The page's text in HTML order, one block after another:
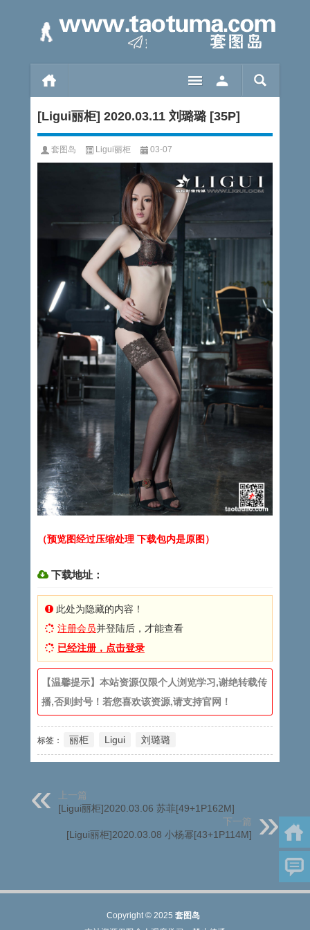
[Ligui丽柜] 2020.03.11 刘璐璐 [35P]
套图岛 Ligui丽柜 03-07
（预览图经过压缩处理 下载包内是原图）
下载地址：
此处为隐藏的内容！
注册会员并登陆后，才能查看
已经注册，点击登录
【温馨提示】本站资源仅限个人浏览学习,谢绝转载传
播,否则封号！若您喜欢该资源,请支持官网！
标签： 丽柜 Ligui 刘璐璐
上一篇
[Ligui丽柜]2020.03.06 苏菲[49+1P162M]
下一篇
[Ligui丽柜]2020.03.08 小杨幂[43+1P114M]
Copyright © 2025 套图岛